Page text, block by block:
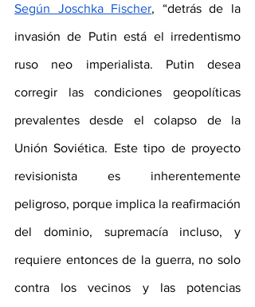
Según Joschka Fischer, “detrás de la
invasión de Putin está el irredentismo
ruso neo imperialista. Putin desea
corregir las condiciones geopolíticas
prevalentes desde el colapso de la
Unión Soviética. Este tipo de proyecto
revisionista es inherentemente
peligroso, porque implica la reafirmación
del dominio, supremacía incluso, y
requiere entonces de la guerra, no solo
contra los vecinos y las potencias